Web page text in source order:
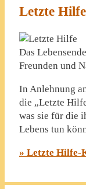
Letzte
Das
Freunden und
In Anlehnung
die „Letzte
was sie für die
Lebens tun
» Letzte Hilfe-